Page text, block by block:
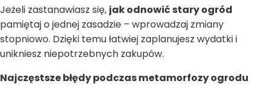
Jeżeli zastanawiasz się, jak odnowić stary ogród
pamiętaj o jednej zasadzie – wprowadzaj zmiany
stopniowo. Dzięki temu łatwiej zaplanujesz wydatki i
unikniesz niepotrzebnych zakupów.
Najczęstsze błędy podczas metamorfozy ogrodu